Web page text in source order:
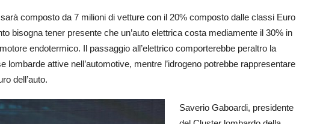
composto da 7 milioni di vetture con il 20% composto dalle classi Euro
bisogna tener presente che un’auto elettrica costa mediamente il 30% in
endotermico. Il passaggio all’elettrico comporterebbe peraltro la
lombarde attive nell’automotive, mentre l’idrogeno potrebbe rappresentare
dell’auto.
Saverio Gaboardi, presidente